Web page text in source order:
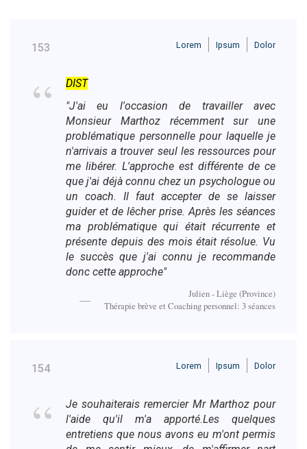
153 Lorem Ipsum Dolor
DIST
"J'ai eu l'occasion de travailler avec
Monsieur Marthoz récemment sur une
problématique personnelle pour laquelle je
n'arrivais a trouver seul les ressources pour
me libérer. L'approche est différente de ce
que j'ai déjà connu chez un psychologue ou
un coach. Il faut accepter de se laisser
guider et de lêcher prise. Après les séances
ma problématique qui était récurrente et
présente depuis des mois était résolue. Vu
le succès que j'ai connu je recommande
donc cette approche"
Julien - Liège (Province)
Thérapie brève et Coaching personnel: 3 séances
154 Lorem Ipsum Dolor
Je souhaiterais remercier Mr Marthoz pour
l'aide qu'il m'a apporté.Les quelques
entretiens que nous avons eu m'ont permis